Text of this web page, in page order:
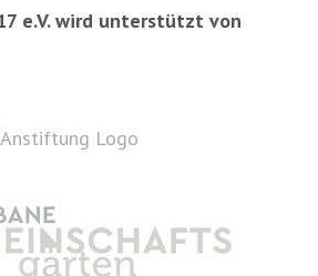
e.V. wird unterstützt von